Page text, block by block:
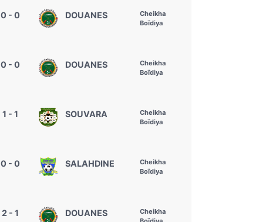
0 - 0 DOUANES
Cheikha
Boïdiya
0 - 0 DOUANES
Cheikha
Boïdiya
1 - 1 SOUVARA
Cheikha
Boïdiya
0 - 0 SALAHDINE
Cheikha
Boïdiya
2 - 1 DOUANES
Cheikha